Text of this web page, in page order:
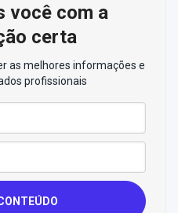
você com a
certa
as melhores informações e
profissionais